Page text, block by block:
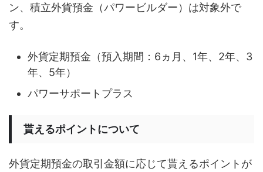
ン、積立外貨預金（パワービルダー）は対象外で
す。
外貨定期預金（預入期間：6ヵ月、1年、2年、3
年、5年）
パワーサポートプラス
貰えるポイントについて
外貨定期預金の取引金額に応じて貰えるポイントが